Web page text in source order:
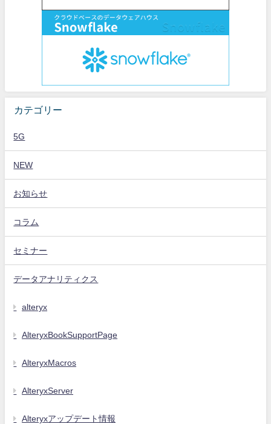
カテゴリー
5G
NEW
お知らせ
コラム
セミナー
データアナリティクス
alteryx
AlteryxBookSupportPage
AlteryxMacros
AlteryxServer
Alteryxアップデート情報